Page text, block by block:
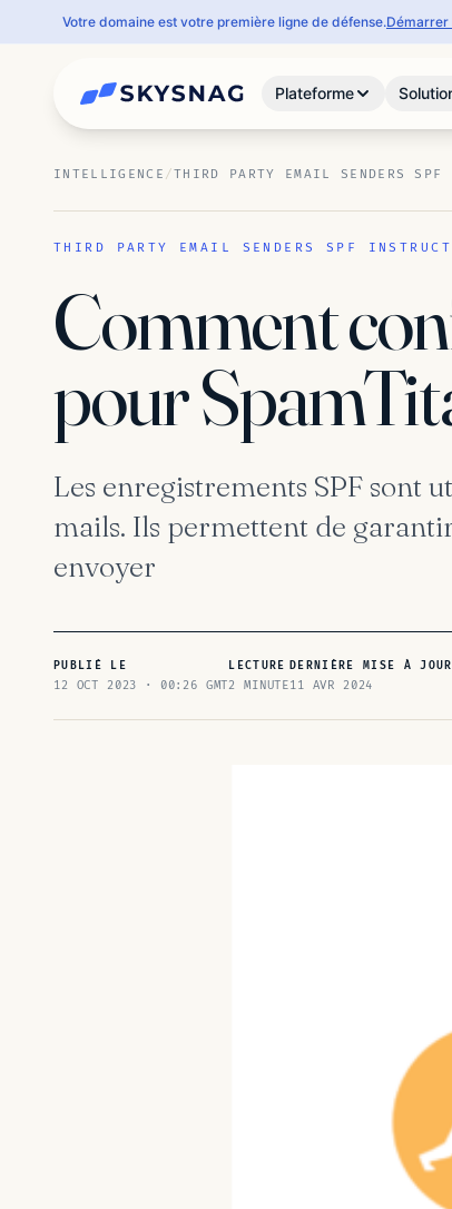
Votre domaine est votre première ligne de défense.Démarrer
Plateforme
INTELLIGENCE /THIRD PARTY EMAIL SENDERS SPF
THIRD PARTY EMAIL SENDERS SPF
Comment
pour
Les enregistrements SPF sont
mails. Ils permettent de
envoyer
PUBLIÉ LE
12 OCT 2023 · 00:26 GMT
LECTURE
2 MINUTE
DERNIÈRE MISE À JOUR
11 AVR 2024